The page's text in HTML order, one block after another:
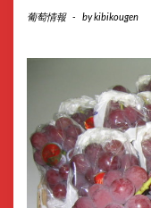
葡萄情報 - bykibikougen